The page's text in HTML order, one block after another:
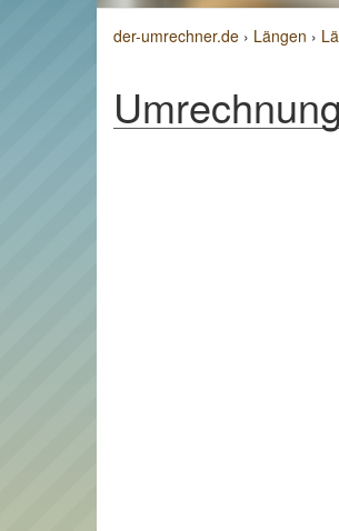
der-umrechner.de › Längen ›